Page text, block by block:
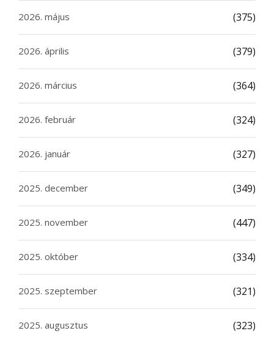
2026. május (375)
2026. április (379)
2026. március (364)
2026. február (324)
2026. január (327)
2025. december (349)
2025. november (447)
2025. október (334)
2025. szeptember (321)
2025. augusztus (323)